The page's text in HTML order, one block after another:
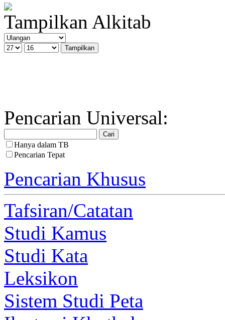
Tampilkan Alkitab
Pencarian Universal:
Hanya dalam TB
Pencarian Tepat
Pencarian Khusus
Tafsiran/Catatan
Studi Kamus
Studi Kata
Leksikon
Sistem Studi Peta